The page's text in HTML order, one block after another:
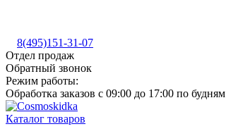
8(495)151-31-07
Отдел продаж
Обратный звонок
Режим работы:
Обработка заказов с 09:00 до 17:00 по будням
Каталог товаров